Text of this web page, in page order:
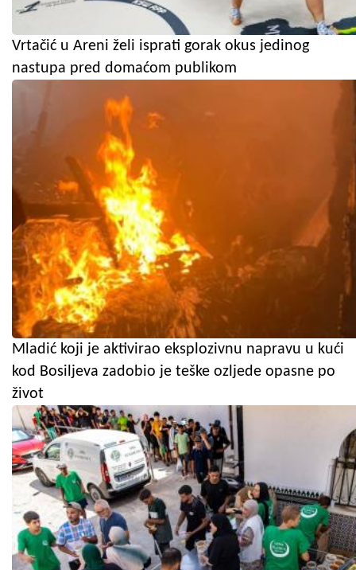
Vrtačić u Areni želi isprati gorak okus jedinog
nastupa pred domaćom publikom
Mladić koji je aktivirao eksplozivnu napravu u kući
kod Bosiljeva zadobio je teške ozljede opasne po
život